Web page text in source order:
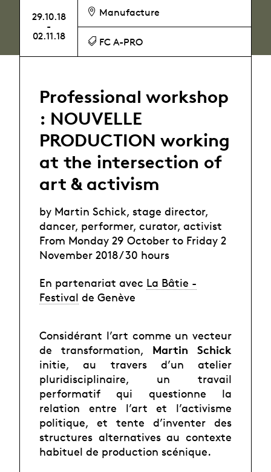
29.10.18
-
02.11.18
Manufacture
FC A-PRO
Professional workshop
: NOUVELLE
PRODUCTION working
at the intersection of
art & activism
by Martin Schick, stage director,
dancer, performer, curator, activist
From Monday 29 October to Friday 2
November 2018 / 30 hours
En partenariat avec La Bâtie -
Festival de Genève
Considérant l’art comme un vecteur
de transformation, Martin Schick
initie, au travers d’un atelier
pluridisciplinaire, un travail
performatif qui questionne la
relation entre l’art et l’activisme
politique, et tente d’inventer des
structures alternatives au contexte
habituel de production scénique.